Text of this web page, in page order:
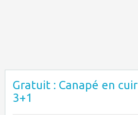
Gratuit : Canapé en cuir
3+1